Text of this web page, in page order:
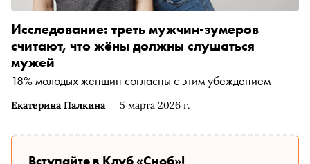
Екатерина Палкина 5 марта 2026 г.
Исследование: треть мужчин-зумеров
считают, что жёны должны слушаться
мужей
18% молодых женщин согласны с этим убеждением